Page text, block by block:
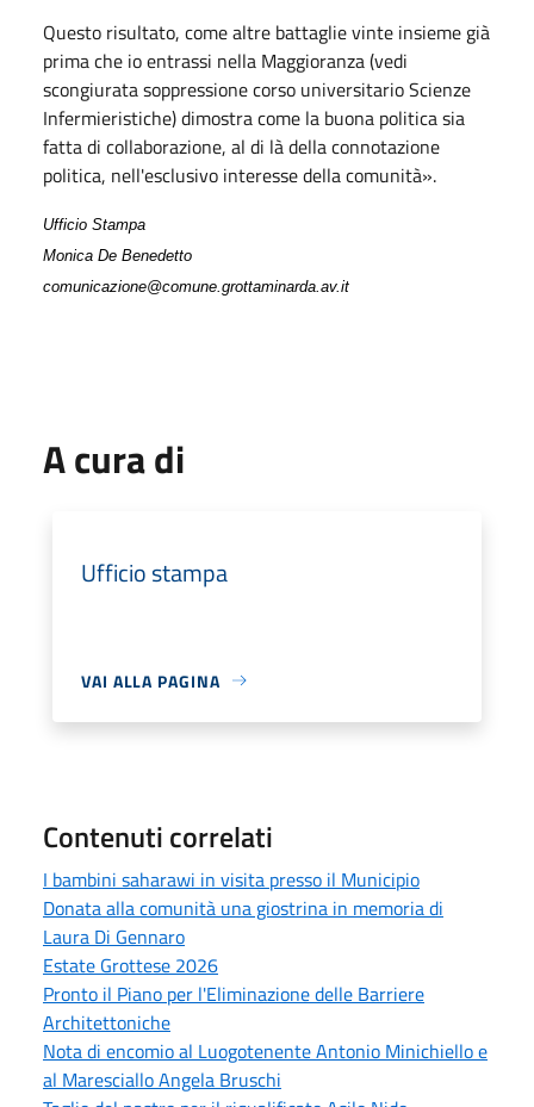
Questo risultato, come altre battaglie vinte insieme già
prima che io entrassi nella Maggioranza (vedi
scongiurata soppressione corso universitario Scienze
Infermieristiche) dimostra come la buona politica sia
fatta di collaborazione, al di là della connotazione
politica, nell'esclusivo interesse della comunità».
Ufficio Stampa
Monica De Benedetto
comunicazione@comune.grottaminarda.av.it
A cura di
Ufficio stampa
VAI ALLA PAGINA
Contenuti correlati
I bambini saharawi in visita presso il Municipio
Donata alla comunità una giostrina in memoria di
Laura Di Gennaro
Estate Grottese 2026
Pronto il Piano per l'Eliminazione delle Barriere
Architettoniche
Nota di encomio al Luogotenente Antonio Minichiello e
al Maresciallo Angela Bruschi